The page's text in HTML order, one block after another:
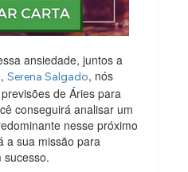
ansiedade, juntos a
Serena Salgado, nós
de Áries para
conseguirá analisar um
nesse próximo
a sua missão para
sucesso.